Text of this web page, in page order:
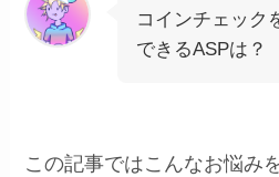
コインチェック
できるASPは？
この記事ではこんなお悩み